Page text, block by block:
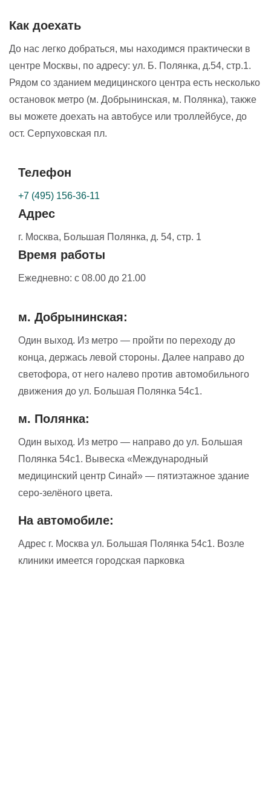
Как доехать
До нас легко добраться, мы находимся практически в
центре Москвы, по адресу: ул. Б. Полянка, д.54, стр.1.
Рядом со зданием медицинского центра есть несколько
остановок метро (м. Добрынинская, м. Полянка), также
вы можете доехать на автобусе или троллейбусе, до
ост. Серпуховская пл.
Телефон
+7 (495) 156-36-11
Адрес
г. Москва, Большая Полянка, д. 54, стр. 1
Время работы
Ежедневно: с 08.00 до 21.00
м. Добрынинская:
Один выход. Из метро — пройти по переходу до
конца, держась левой стороны. Далее направо до
светофора, от него налево против автомобильного
движения до ул. Большая Полянка 54с1.
м. Полянка:
Один выход. Из метро — направо до ул. Большая
Полянка 54с1. Вывеска «Международный
медицинский центр Синай» — пятиэтажное здание
серо-зелёного цвета.
На автомобиле:
Адрес г. Москва ул. Большая Полянка 54с1. Возле
клиники имеется городская парковка